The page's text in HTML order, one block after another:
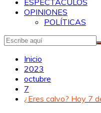
ESPECTÁCULOS
OPINIONES
POLÍTICAS
Inicio
2023
octubre
7
¿Eres calvo? Hoy 7